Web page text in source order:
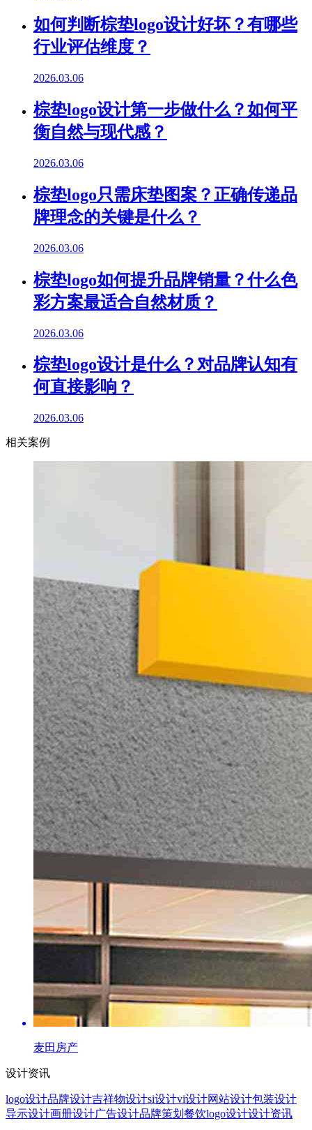
如何判断棕垫logo设计好坏？有哪些
行业评估维度？
2026.03.06
棕垫logo设计第一步做什么？如何平
衡自然与现代感？
2026.03.06
棕垫logo只需床垫图案？正确传递品
牌理念的关键是什么？
2026.03.06
棕垫logo如何提升品牌销量？什么色
彩方案最适合自然材质？
2026.03.06
棕垫logo设计是什么？对品牌认知有
何直接影响？
2026.03.06
相关案例
麦田房产
设计资讯
logo设计品牌设计吉祥物设计si设计vi设计网站设计包装设计
导示设计画册设计广告设计品牌策划 餐饮logo设计设计资讯